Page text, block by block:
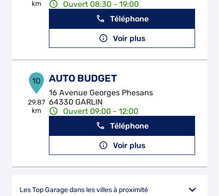
km
Ouvert 08:30 - 19:00
Téléphone
Voir plus
10
29.87
km
AUTO BUDGET
16 Avenue Georges Phesans
64330 GARLIN
Ouvert 09:00 - 12:00
Téléphone
Voir plus
Les Top Garage dans les villes à proximité